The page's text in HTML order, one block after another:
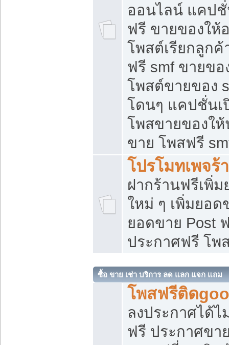
ออนไลน์ แคป
ฟรี ขายของให้
โพสต์เรียกลูกค้
ฟรี smf ขายขอ
โพสต์ขายของ
โดนๆ แคปชั่นเ
โพสขายของใ
ขาย โพสฟรี
โปรโมทเพจร้
ฝากร้านฟรีเพิ่
ใหม่ ๆ เพิ่มยอด
ยอดขาย Post
ประกาศฟรี โพ
ซื้อ ขาย เช่า บริการ ลด แลก แจก แถม
โพสฟรีติด
ลงประกาศได้
ฟรี ประกาศข